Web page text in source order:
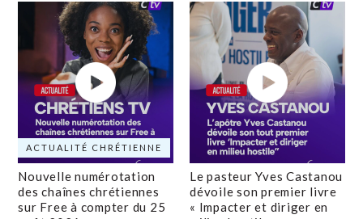
ACTUALITÉ CHRÉTIENNE
Nouvelle numérotation
des chaînes chrétiennes
sur Free à compter du 25
Le pasteur Yves Castanou
dévoile son premier livre
« Impacter et diriger en